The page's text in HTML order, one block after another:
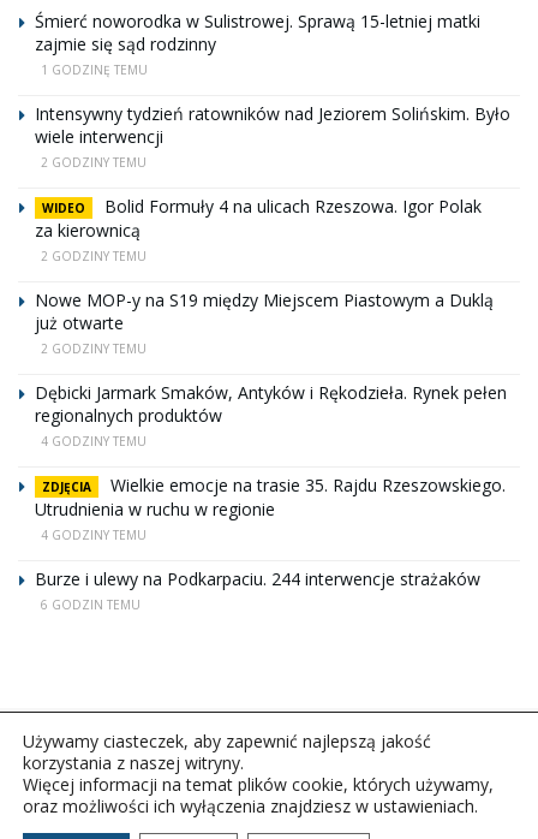
Śmierć noworodka w Sulistrowej. Sprawą 15-letniej matki
zajmie się sąd rodzinny
1 GODZINĘ TEMU
Intensywny tydzień ratowników nad Jeziorem Solińskim. Było
wiele interwencji
2 GODZINY TEMU
WIDEO
Bolid Formuły 4 na ulicach Rzeszowa. Igor Polak
za kierownicą
2 GODZINY TEMU
Nowe MOP-y na S19 między Miejscem Piastowym a Duklą
już otwarte
2 GODZINY TEMU
Dębicki Jarmark Smaków, Antyków i Rękodzieła. Rynek pełen
regionalnych produktów
4 GODZINY TEMU
ZDJĘCIA
Wielkie emocje na trasie 35. Rajdu Rzeszowskiego.
Utrudnienia w ruchu w regionie
4 GODZINY TEMU
Burze i ulewy na Podkarpaciu. 244 interwencje strażaków
6 GODZIN TEMU
Copyright © 2026Polskie Radio Rzeszów S.A. w likwidacj.
Używamy ciasteczek, aby zapewnić najlepszą jakość
korzystania z naszej witryny.
Więcej informacji na temat plików cookie, których używamy,
oraz możliwości ich wyłączenia znajdziesz w ustawieniach.